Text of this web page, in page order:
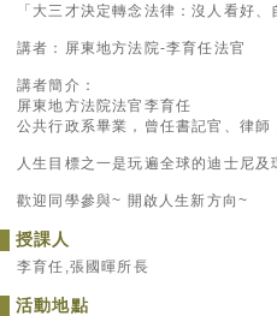
「大三才決定轉念法律：沒人看好
講者：屏東地方法院-李育任法官
講者簡介：
屏東地方法院法官李育任
公共行政系畢業，曾任書記官、律師
人生目標之一是玩遍全球的迪士尼及
歡迎同學參與~ 開啟人生新方向~
授課人
李育任,張國暉所長
活動地點